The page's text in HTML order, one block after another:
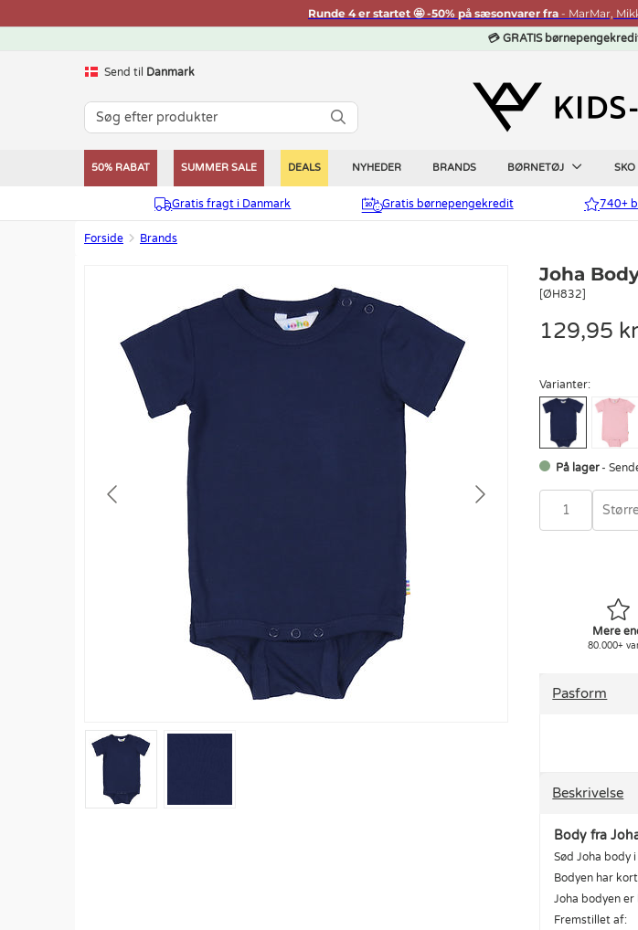
Runde 4 er startet 🤩 -50% på sæsonvarer fra - MarMar,
💳 GRATIS
Send til Danmark
50% RABAT SUMMER SALE DEALS NYHEDER BRANDS BØRNETØJ SKO
Gratis fragt i Danmark Gratis børnepengekredit 740+
Forside Brands
Joha
[ØH832]
129,95
Varianter:
På lager -
Mere
80.000+
Pasform
Beskrivelse
Body fra
Sød Joha body
Bodyen har
Joha bodyen
Fremstillet af: